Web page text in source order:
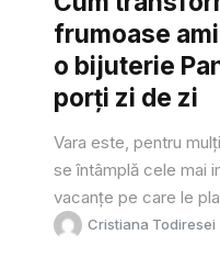
frumoase
o bijuterie
porți zi de zi
Vara este, pentru
se întâmplă cele mai
vacanțe pe care le
Cristiana Todiresei